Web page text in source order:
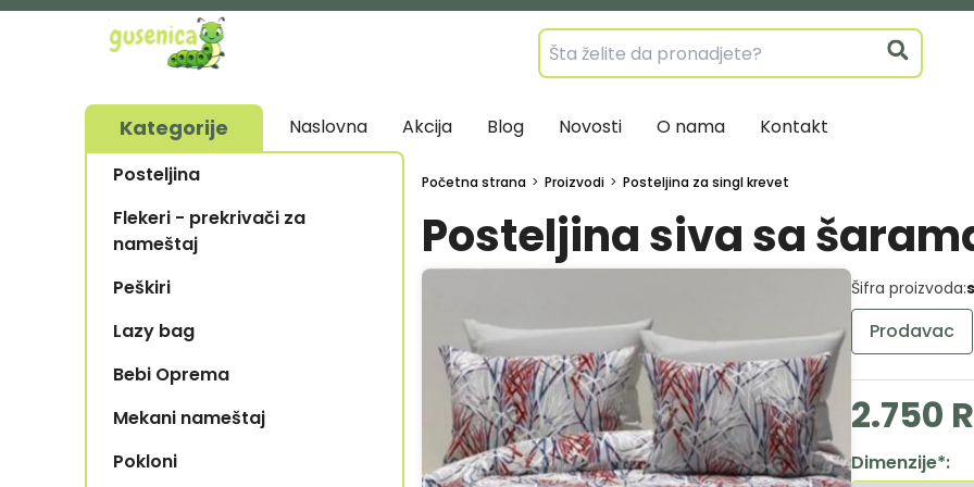
Skip
Kategorije
Main
navigation
Naslovna Akcija Blog Novosti O nama Kontakt
Početna strana Proizvodi Posteljina za singl krevet
Posteljina siva sa
Šifra proizvoda:
Prodavac
2.750
Dimenzije
Posteljina
Expand
Navigation
Menu
Flekeri - prekrivači za
nameštaj
Peškiri
Expand
Navigation
Menu
Lazy bag
Expand
Navigation
Menu
Bebi Oprema
Expand
Navigation
Menu
Mekani nameštaj
Expand
Navigation
Pokloni